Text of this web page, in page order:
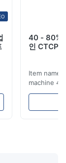
40 - 80%
인 CTCP
Item name
machine 4-
max format
choose